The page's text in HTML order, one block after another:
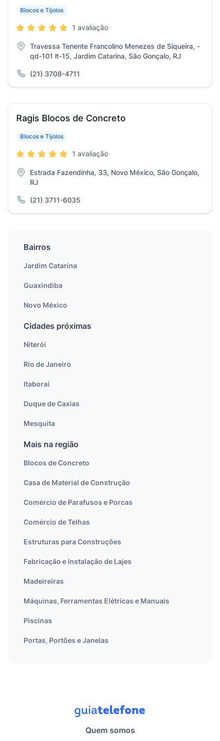
Blocos e Tijolos
1 avaliação
Travessa Tenente Francolino Menezes de Siqueira, -
qd-101 lt-15, Jardim Catarina, São Gonçalo, RJ
(21) 3708-4711
Ragis Blocos de Concreto
Blocos e Tijolos
1 avaliação
Estrada Fazendinha, 33, Novo México, São Gonçalo,
RJ
(21) 3711-6035
Bairros
Jardim Catarina
Guaxindiba
Novo México
Cidades próximas
Niterói
Rio de Janeiro
Itaboraí
Duque de Caxias
Mesquita
Mais na região
Blocos de Concreto
Casa de Material de Construção
Comércio de Parafusos e Porcas
Comércio de Telhas
Estruturas para Construções
Fabricação e Instalação de Lajes
Madeireiras
Máquinas, Ferramentas Elétricas e Manuais
Piscinas
Portas, Portões e Janelas
Quem somos